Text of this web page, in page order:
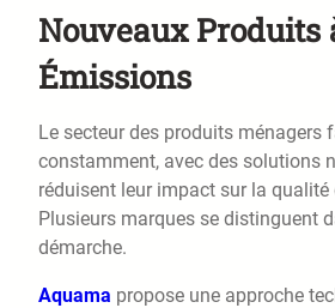
Nouveaux Produits
Émissions
Le secteur des produits ménagers
constamment, avec des solutions
réduisent leur impact sur la qualité
Plusieurs marques se distinguent
démarche.
Aquama propose une approche